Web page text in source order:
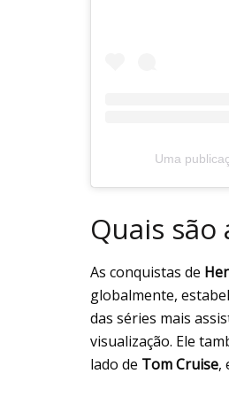
Uma
Quais são
As conquistas de
globalmente,
das séries mais
visualização. Ele
lado de Tom Cruise,